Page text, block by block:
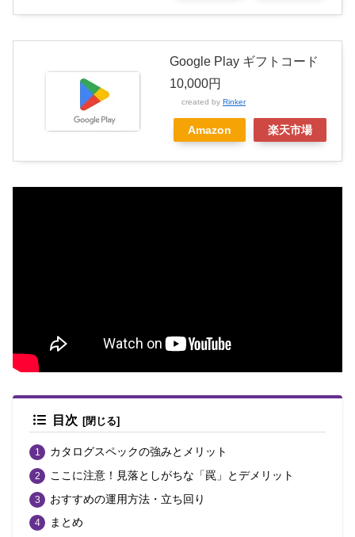
Google Play ギフトコード
10,000円
created by Rinker
Amazon 楽天市場
目次
カタログスペックの強みとメリット
ここに注意！見落としがちな「罠」とデメリット
おすすめの運用方法・立ち回り
まとめ